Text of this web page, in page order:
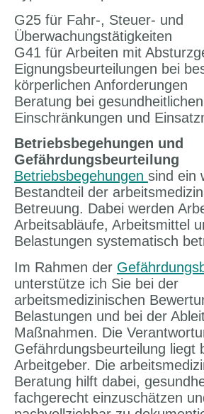
G25 für Fahr-, Steuer- und
Überwachungstätigkeiten
G41 für Arbeiten mit
Eignungsbeurteilungen bei
körperlichen Anforderungen
Beratung bei gesundheitlichen
Einschränkungen und
Betriebsbegehungen und
Gefährdungsbeurteilung
Betriebsbegehungen sind ein
Bestandteil der
Betreuung. Dabei werden
Arbeitsabläufe, Arbeitsmittel
Belastungen systematisch
Im Rahmen der
unterstütze ich Sie bei der
arbeitsmedizinischen
Belastungen und bei der
Maßnahmen. Die
Gefährdungsbeurteilung liegt
Arbeitgeber. Die
Beratung hilft dabei,
fachgerecht einzuschätzen